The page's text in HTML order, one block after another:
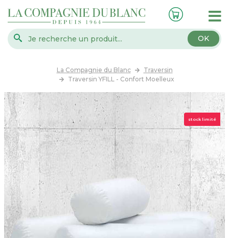
OK
La Compagnie du Blanc
Traversin
Traversin YFILL - Confort Moelleux
stock limité